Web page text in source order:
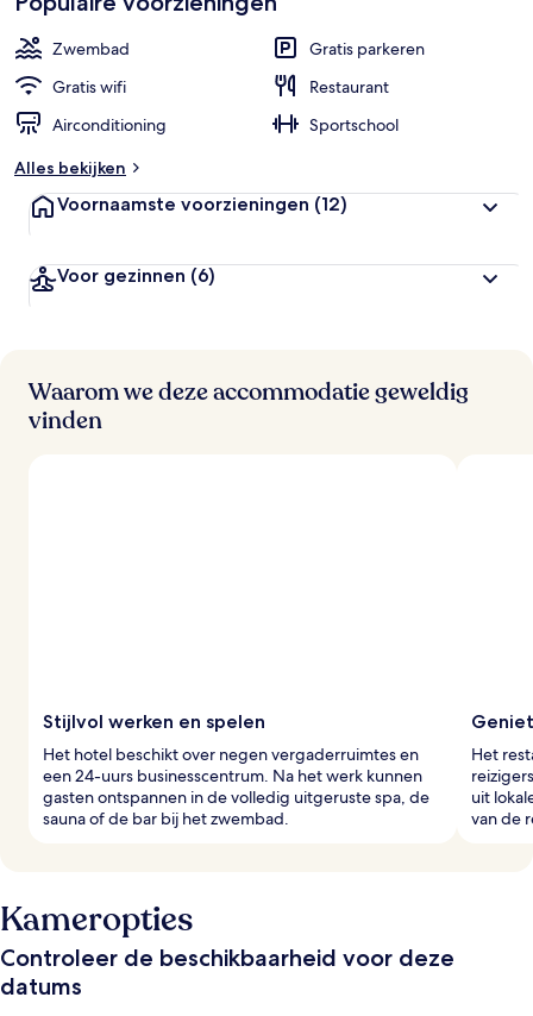
Zwembad
Gratis parkeren
Gratis wifi
Restaurant
Airconditioning
Sportschool
Alles bekijken
Voornaamste voorzieningen (12)
Voor gezinnen (6)
Waarom we deze accommodatie geweldig
vinden
Stijlvol werken en spelen
Het hotel beschikt over negen vergaderruimtes en
een 24-uurs businesscentrum. Na het werk kunnen
gasten ontspannen in de volledig uitgeruste spa, de
sauna of de bar bij het zwembad.
Het
uit
van de
Kameropties
Controleer de beschikbaarheid voor deze
datums